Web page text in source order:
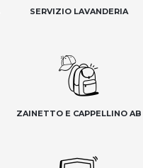
SERVIZIO LAVANDERIA
ZAINETTO E CAPPELLINO AB